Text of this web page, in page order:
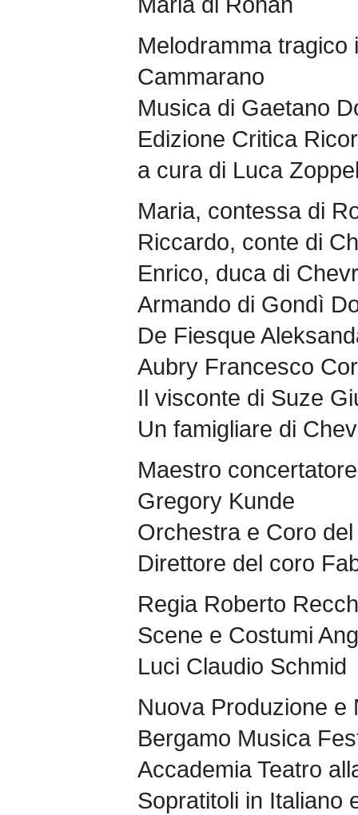
Melodramma tragico
Cammarano
Musica di Gaetano
Edizione Critica
a cura di Luca
Maria, contessa di
Riccardo, conte di
Enrico, duca di
Armando di Gondì
De Fiesque
Aubry Francesco
Il visconte di Suze
Un famigliare di
Maestro
Gregory Kunde
Orchestra e Coro
Direttore del coro
Regia Roberto
Scene e Costumi
Luci Claudio Schmid
Nuova Produzione e
Bergamo Musica
Accademia Teatro
Sopratitoli in Italiano